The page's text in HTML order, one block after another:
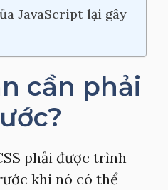
JavaScript lại gây
cần phải
phải được trình
khi nó có thể